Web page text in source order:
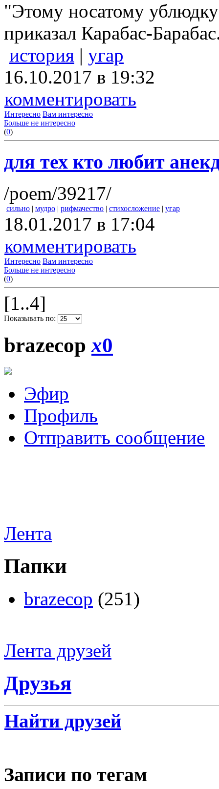
"Этому носатому
приказал Карабас-
история | угар
16.10.2017 в 19:32
комментировать
Интересно Вам интересно
Больше не интересно
(0)
для тех кто любит
/poem/39217/
сильно | мудро | рифмачество | стихосложение | угар
18.01.2017 в 17:04
комментировать
Интересно Вам интересно
Больше не интересно
(0)
[1..4]
Показывать по:
brazecopx0
Эфир
Профиль
Отправить сообщение
Лента
Папки
brazecop (251)
Лента друзей
Друзья
Найти друзей
Записи по тегам